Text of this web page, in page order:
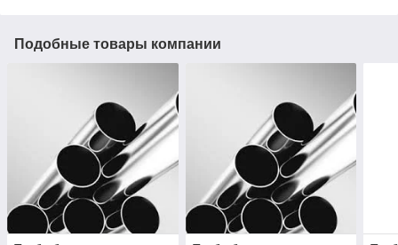
Подобные товары компании